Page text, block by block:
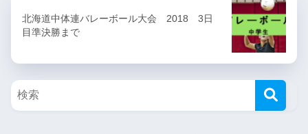
北海道中体連バレーボール大会 2018 3日
目準決勝まで